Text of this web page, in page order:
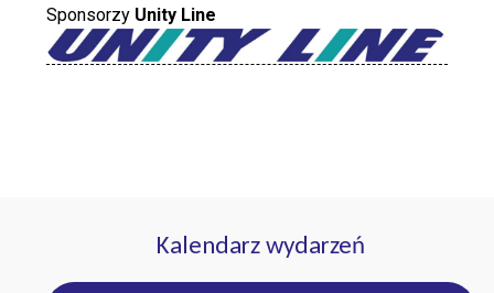
Sponsorzy Unity Line
Kalendarz wydarzeń